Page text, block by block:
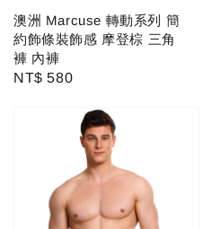
澳洲 Marcuse 轉動系列 簡
約飾條裝飾感 摩登棕 三角
褲 內褲
Regular
NT$ 580